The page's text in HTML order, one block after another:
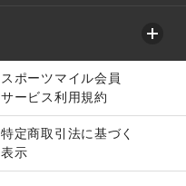
スポーツマイル会員
サービス利用規約
特定商取引法に基づく
表示